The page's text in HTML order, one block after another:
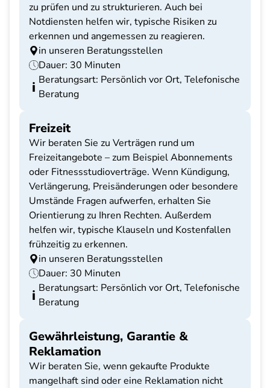
zu prüfen und zu strukturieren. Auch bei
Notdiensten helfen wir, typische Risiken zu
erkennen und angemessen zu reagieren.
in unseren Beratungsstellen
Dauer: 30 Minuten
Beratungsart: Persönlich vor Ort, Telefonische
Beratung
Freizeit
Wir beraten Sie zu Verträgen rund um
Freizeitangebote – zum Beispiel Abonnements
oder Fitnessstudioverträge. Wenn Kündigung,
Verlängerung, Preisänderungen oder besondere
Umstände Fragen aufwerfen, erhalten Sie
Orientierung zu Ihren Rechten. Außerdem
helfen wir, typische Klauseln und Kostenfallen
frühzeitig zu erkennen.
in unseren Beratungsstellen
Dauer: 30 Minuten
Beratungsart: Persönlich vor Ort, Telefonische
Beratung
Gewährleistung, Garantie &
Reklamation
Wir beraten Sie, wenn gekaufte Produkte
mangelhaft sind oder eine Reklamation nicht